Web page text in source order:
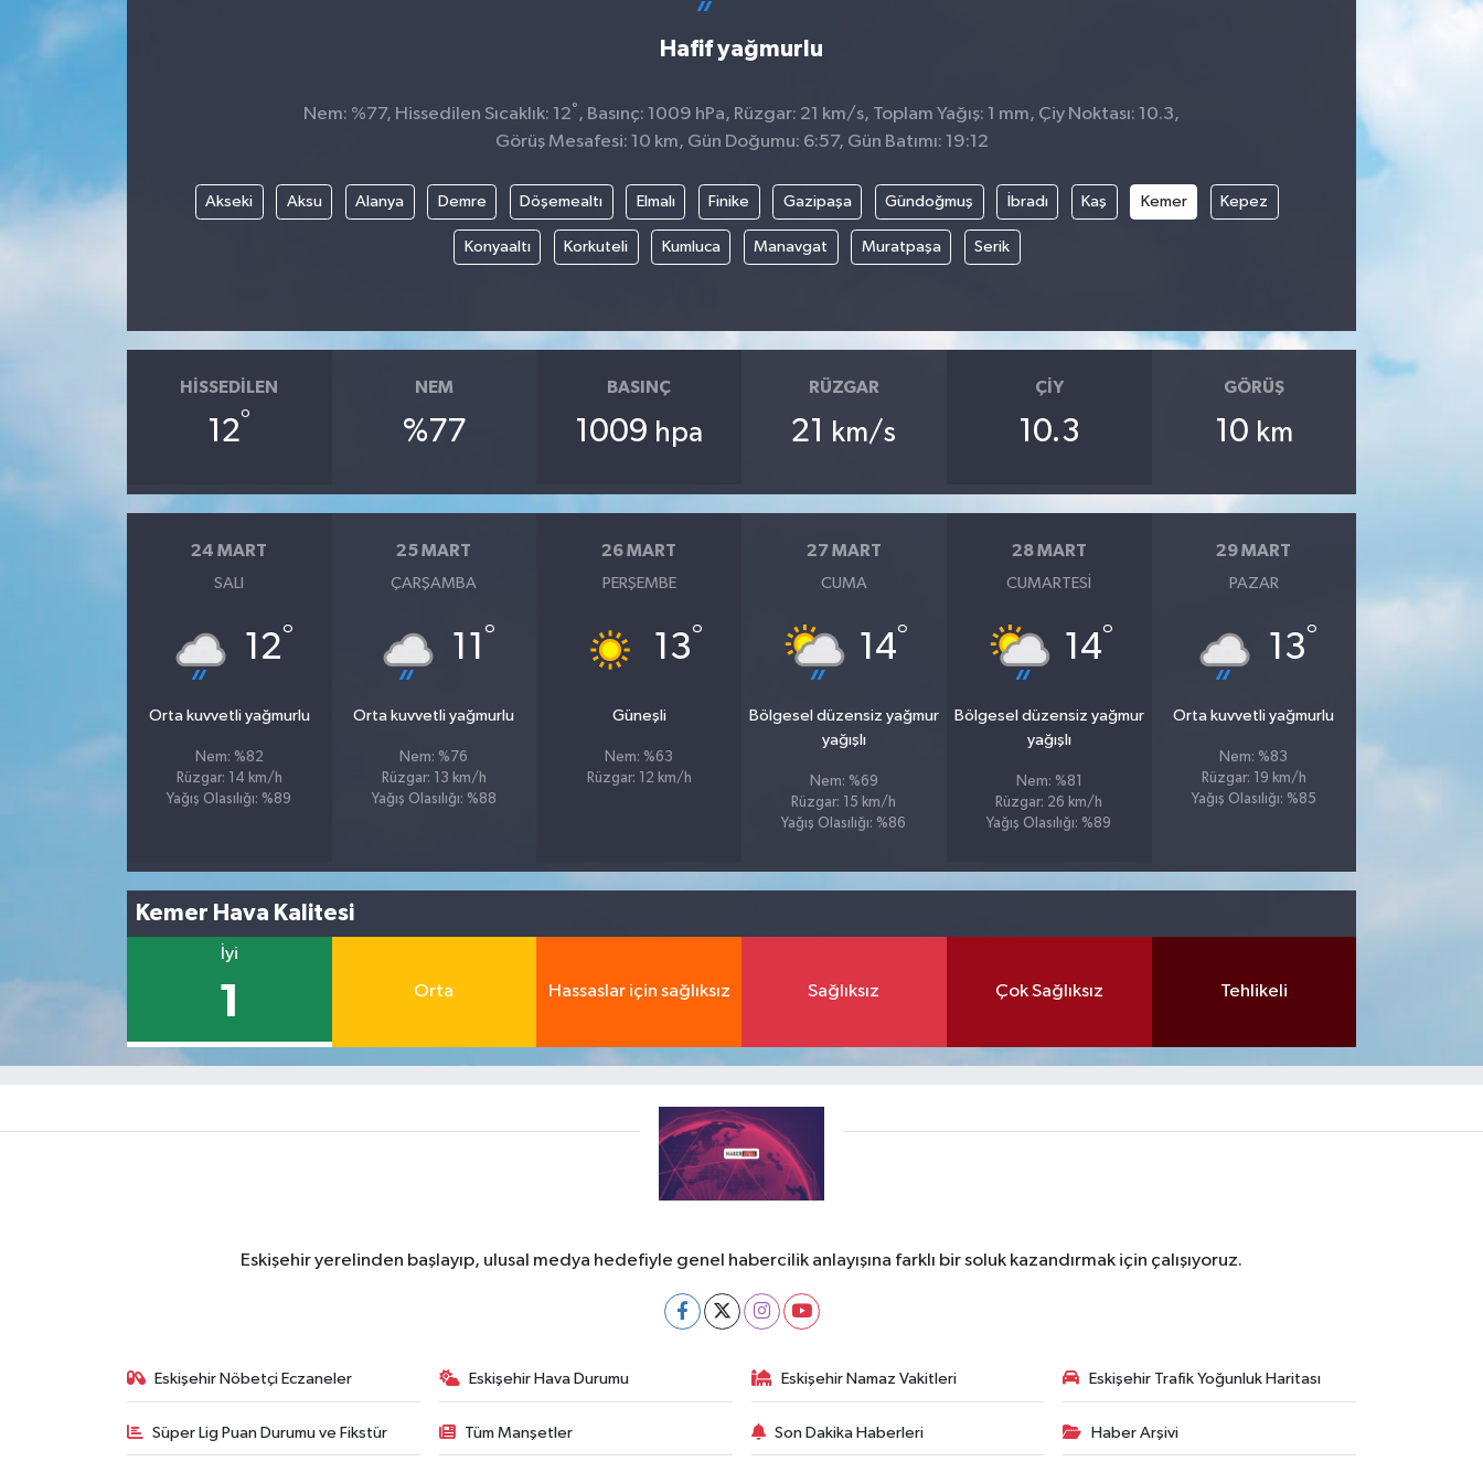
Hafif yağmurlu
Nem: %77, Hissedilen Sıcaklık: 12° , Basınç: 1009 hPa, Rüzgar: 21 km/s, Toplam Yağış: 1 mm, Çiy Noktası: 10.3,
Görüş Mesafesi: 10 km, Gün Doğumu: 6:57, Gün Batımı: 19:12
Akseki Aksu Alanya Demre Döşemealtı Elmalı Finike Gazipaşa Gündoğmuş İbradı Kaş Kemer Kepez
Konyaaltı Korkuteli Kumluca Manavgat Muratpaşa Serik
HISSEDILEN
12°
NEM
%77
BASINÇ
1009 hpa
RÜZGAR
21 km/s
ÇIY
10.3
GÖRÜŞ
10 km
24 MART
SALI
12°
Orta kuvvetli yağmurlu
Nem: %82
Rüzgar: 14 km/h
Yağış Olasılığı: %89
25 MART
ÇARŞAMBA
11 °
Orta kuvvetli yağmurlu
Nem: %76
Rüzgar: 13 km/h
Yağış Olasılığı: %88
26 MART
PERŞEMBE
13°
Güneşli
Nem: %63
Rüzgar: 12 km/h
27 MART
CUMA
14°
Bölgesel düzensiz yağmur
yağışlı
Nem: %69
Rüzgar: 15 km/h
Yağış Olasılığı: %86
28 MART
CUMARTESI
14°
Bölgesel düzensiz yağmur
yağışlı
Nem: %81
Rüzgar: 26 km/h
Yağış Olasılığı: %89
29 MART
PAZAR
13°
Orta kuvvetli yağmurlu
Nem: %83
Rüzgar: 19 km/h
Yağış Olasılığı: %85
Kemer Hava Kalitesi
İyi
1 Orta Hassaslar için sağlıksız Sağlıksız Çok Sağlıksız Tehlikeli
Eskişehir yerelinden başlayıp, ulusal medya hedefiyle genel habercilik anlayışına farklı bir soluk kazandırmak için çalışıyoruz.
Eskişehir Nöbetçi Eczaneler Eskişehir Hava Durumu Eskişehir Namaz Vakitleri Eskişehir Trafik Yoğunluk Haritası
Süper Lig Puan Durumu ve Fikstür Tüm Manşetler Son Dakika Haberleri Haber Arşivi